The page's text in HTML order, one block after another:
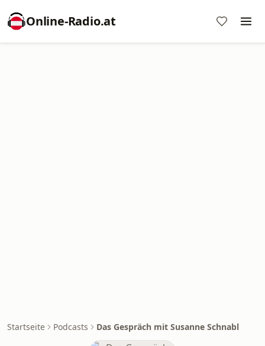
Online‑Radio.at
Startseite Podcasts Das Gespräch mit Susanne Schnabl